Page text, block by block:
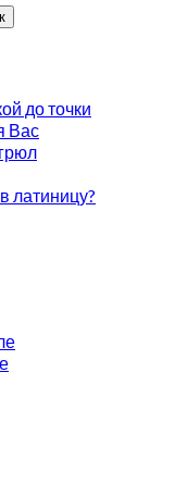
до точки
Вас
латиницу?